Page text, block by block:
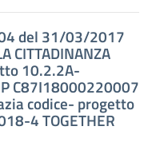
del 31/03/2017
CITTADINANZA
10.2.2A-
C87I18000220007
codice- progetto
4 TOGETHER